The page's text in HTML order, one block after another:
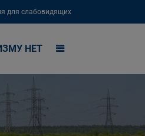
для слабовидящих
НЕТ